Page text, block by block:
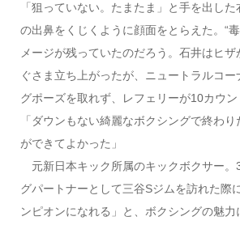
「狙っていない。たまたま」と手を出し
の出鼻をくじくように顔面をとらえた。“
メージが残っていたのだろう。石井はヒ
ぐさま立ち上がったが、ニュートラルコ
グポーズを取れず、レフェリーが10カウン
「ダウンもない綺麗なボクシングで終わ
ができてよかった」
元新日本キック所属のキックボクサー。
グパートナーとして三谷Sジムを訪れた際
ンピオンになれる」と、ボクシングの魅